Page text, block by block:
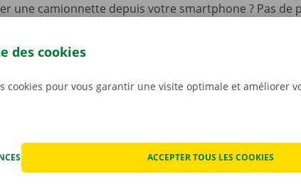
une camionnette depuis votre smartphone ? Pas de
que le modèle qui convient le mieux à votre
appli gratuite pourAndroidouApple.
des cookies
cookies pour vous garantir une visite optimale et améliorer
ACCEPTER TOUS LES COOKIES